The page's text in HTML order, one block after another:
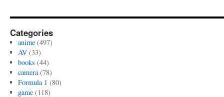
Categories
anime(497)
AV(33)
books (44)
camera(78)
Formula 1 (80)
game(118)